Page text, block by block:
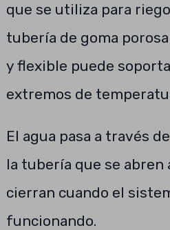
que se utiliza para
tubería de goma
y flexible puede
extremos de
El agua pasa a través
la tubería que se abren
cierran cuando el
funcionando.